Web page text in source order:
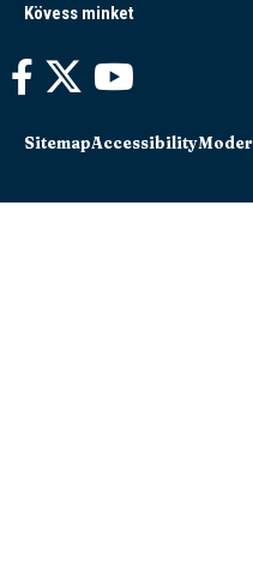
Kövess minket
SitemapAccessibility